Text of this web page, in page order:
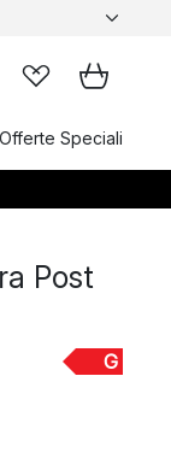
Offerte Speciali
Post
G